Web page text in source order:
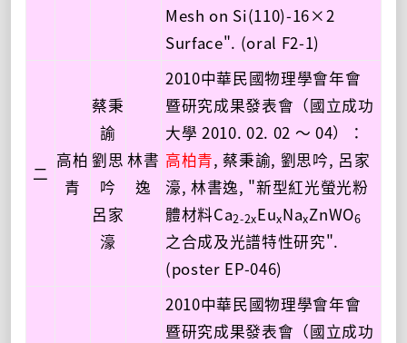
Mesh on Si(110)-16×2
Surface". (oral F2-1)
二
高柏
青
蔡秉
諭
劉思
吟
呂家
濠
林書
逸
2010中華民國物理學會年會
暨研究成果發表會（國立成功
大學 2010. 02. 02 ～ 04）：
高柏青, 蔡秉諭, 劉思吟, 呂家
濠, 林書逸, "新型紅光螢光粉
體材料Ca2-2xEuxNaxZnWO6
之合成及光譜特性研究".
(poster EP-046)
2010中華民國物理學會年會
暨研究成果發表會（國立成功